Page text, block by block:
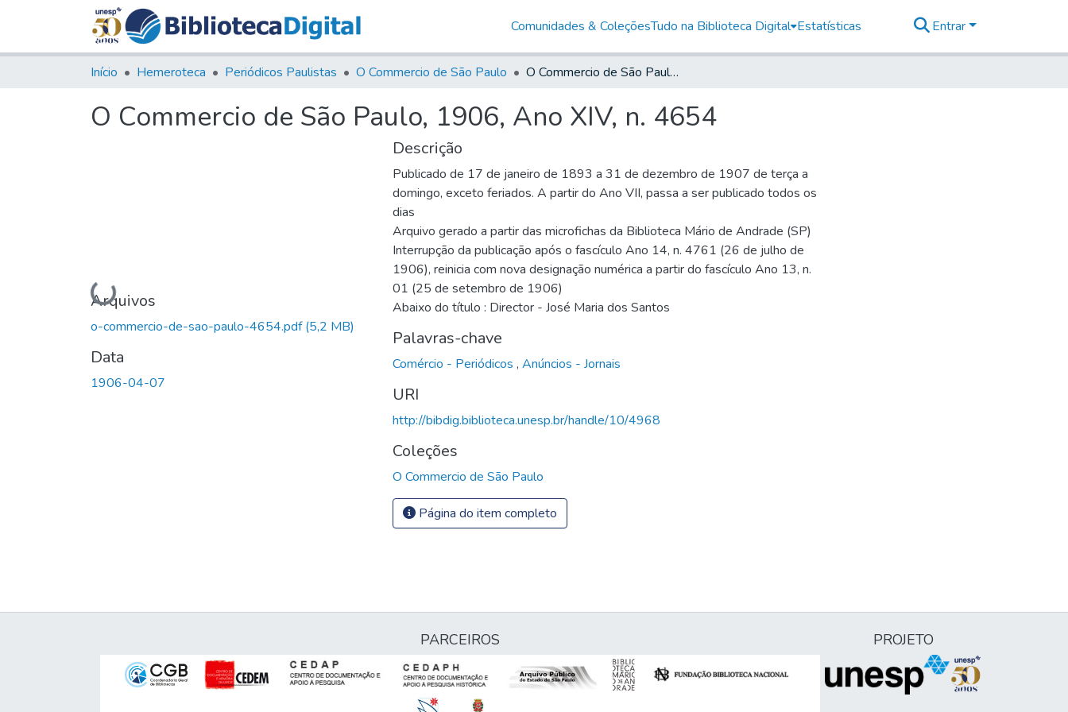
Comunidades & ColeçõesTudo na Biblioteca Digital Estatísticas Entrar
Início Hemeroteca Periódicos Paulistas O Commercio de São Paulo O Commercio de São Paulo, 1906, Ano XIV, n. 4654
O Commercio de São Paulo, 1906, Ano XIV, n. 4654
Carregando...
Arquivos
o-commercio-de-sao-paulo-4654.pdf(5,2 MB)
Data
1906-04-07
Descrição
Publicado de 17 de janeiro de 1893 a 31 de dezembro de 1907 de terça a
domingo, exceto feriados. A partir do Ano VII, passa a ser publicado todos os
dias
Arquivo gerado a partir das microfichas da Biblioteca Mário de Andrade (SP)
Interrupção da publicação após o fascículo Ano 14, n. 4761 (26 de julho de
1906), reinicia com nova designação numérica a partir do fascículo Ano 13, n.
01 (25 de setembro de 1906)
Abaixo do título : Director - José Maria dos Santos
Palavras-chave
Comércio - Periódicos , Anúncios - Jornais
URI
http://bibdig.biblioteca.unesp.br/handle/10/4968
Coleções
O Commercio de São Paulo
Página do item completo
PARCEIROS PROJETO